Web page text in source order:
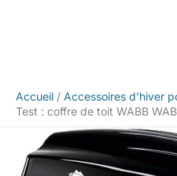
Accueil
Accessoires d’hiver
Test : coffre de toit WABB